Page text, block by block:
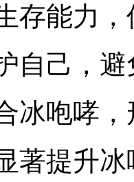
存能力
自己，
冰咆哮
著提升